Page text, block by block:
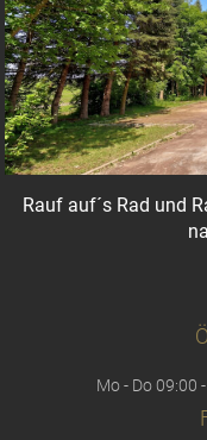
Rauf auf´s Rad und
Mo - Do 09:00